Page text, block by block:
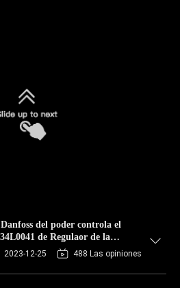
del poder controla el
de Regulaor de la
2023-12-25 488 Las opiniones